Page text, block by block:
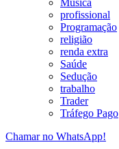
profissional
Programação
religião
renda extra
Saúde
Sedução
trabalho
Trader
Tráfego Pago
Chamar no WhatsApp!